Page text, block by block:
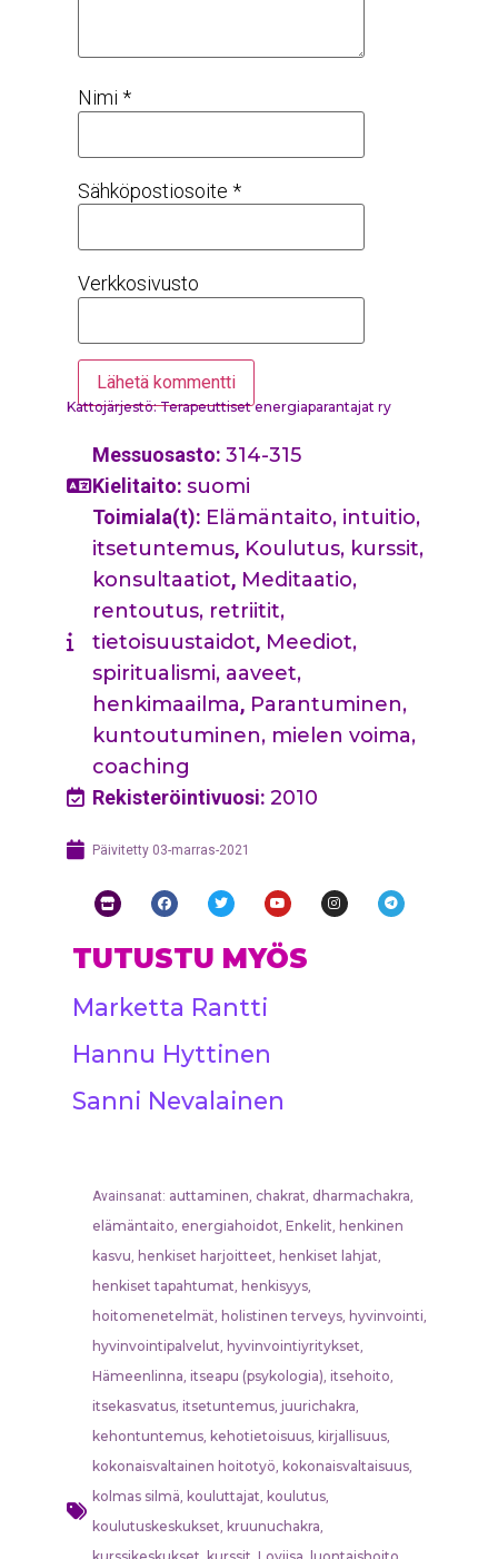
Nimi *
Sähköpostiosoite *
Verkkosivusto
Kattojärjestö: Terapeuttiset energiaparantajat ry
Messuosasto: 314-315
Kielitaito: suomi
Toimiala(t): Elämäntaito, intuitio,
itsetuntemus, Koulutus, kurssit,
konsultaatiot, Meditaatio,
rentoutus, retriitit,
tietoisuustaidot, Meediot,
spiritualismi, aaveet,
henkimaailma, Parantuminen,
kuntoutuminen, mielen voima,
coaching
Rekisteröintivuosi: 2010
Päivitetty 03-marras-2021
TUTUSTU MYÖS
Marketta Rantti
Hannu Hyttinen
Sanni Nevalainen
Avainsanat: auttaminen chakrat dharmachakra
elämäntaito energiahoidot Enkelit henkinen
kasvu henkiset harjoitteet henkiset lahjat
henkiset tapahtumat henkisyys
hoitomenetelmät holistinen terveys hyvinvointi
hyvinvointipalvelut hyvinvointiyritykset
Hämeenlinna itseapu (psykologia) itsehoito
itsekasvatus itsetuntemus juurichakra
kehontuntemus kehotietoisuus kirjallisuus
kokonaisvaltainen hoitotyö kokonaisvaltaisuus
kolmas silmä kouluttajat koulutus
koulutuskeskukset kruunuchakra
kurssikeskukset kurssit Loviisa luontaishoito